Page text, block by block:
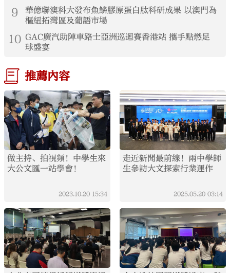
9
華億聯澳科大發布魚鱗膠原蛋白肽科研成果 以澳門為
樞紐拓灣區及葡語市場
10 GAC廣汽助陣車路士亞洲巡迴賽香港站 攜手點燃足
球盛宴
推薦內容
做主持、拍視頻！中學生來
大公文匯一站學會！
2023.10.20 15:34
走近新聞最前線！兩中學師
生參訪大文探索行業運作
2025.05.20 03:14